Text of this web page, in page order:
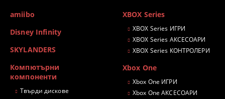
amiibo
Disney Infinity
SKYLANDERS
Компютърни
компоненти
Твърди дискове
XBOX Series
XBOX Series ИГРИ
XBOX Series АКСЕСОАРИ
XBOX Series КОНТРОЛЕРИ
Xbox One
Xbox One ИГРИ
Xbox One АКСЕСОАРИ